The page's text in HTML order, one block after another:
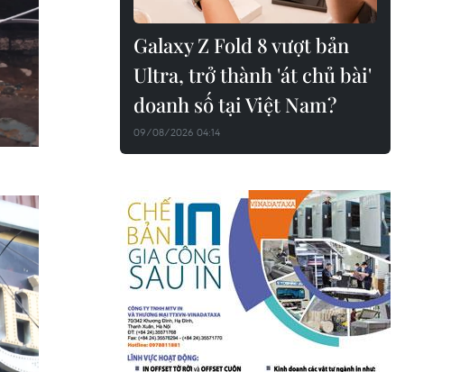
Galaxy Z Fold 8 vượt bản
Ultra, trở thành 'át chủ bài'
doanh số tại Việt Nam?
09/08/2026 04:14